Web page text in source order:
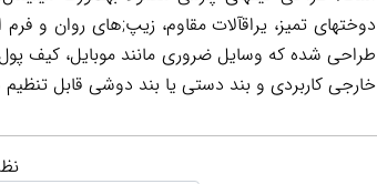
دوختهای تمیز، یراقآلات مقاوم، زیپ;های روان و
طراحی شده که وسایل ضروری مانند موبایل، کیف
خارجی کاربردی و بند دستی یا بند دوشی قابل